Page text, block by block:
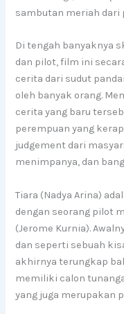
sambutan meriah dari
Di tengah banyaknya
dan pilot, film ini
cerita dari sudut
oleh banyak orang.
cerita yang baru
perempuan yang
judgement dari
menimpanya, dan
Tiara (Nadya Arina)
dengan seorang pilot
(Jerome Kurnia).
dan seperti sebuah
akhirnya terungkap
memiliki calon
yang juga merupakan